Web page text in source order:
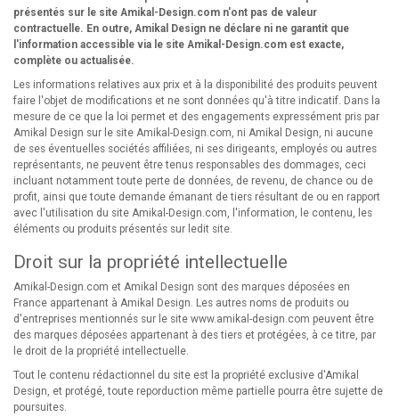
présentés sur le site Amikal-Design.com n'ont pas de valeur
contractuelle. En outre, Amikal Design ne déclare ni ne garantit que
l'information accessible via le site Amikal-Design.com est exacte,
complète ou actualisée.
Les informations relatives aux prix et à la disponibilité des produits peuvent
faire l'objet de modifications et ne sont données qu'à titre indicatif. Dans la
mesure de ce que la loi permet et des engagements expressément pris par
Amikal Design sur le site Amikal-Design.com, ni Amikal Design, ni aucune
de ses éventuelles sociétés affiliées, ni ses dirigeants, employés ou autres
représentants, ne peuvent être tenus responsables des dommages, ceci
incluant notamment toute perte de données, de revenu, de chance ou de
profit, ainsi que toute demande émanant de tiers résultant de ou en rapport
avec l'utilisation du site Amikal-Design.com, l'information, le contenu, les
éléments ou produits présentés sur ledit site.
Droit sur la propriété intellectuelle
Amikal-Design.com et Amikal Design sont des marques déposées en
France appartenant à Amikal Design. Les autres noms de produits ou
d'entreprises mentionnés sur le site www.amikal-design.com peuvent être
des marques déposées appartenant à des tiers et protégées, à ce titre, par
le droit de la propriété intellectuelle.
Tout le contenu rédactionnel du site est la propriété exclusive d'Amikal
Design, et protégé, toute reporduction même partielle pourra être sujette de
poursuites.